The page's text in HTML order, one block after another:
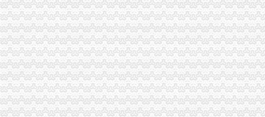
自贸试验区进出口货物收发货人报关注册登记-信息服务-番禺社区网
海关报关单位注册登记证书
深圳海关网上服务大厅>办事指南>企业管理
宁德海关：简化企业注册登记手续_宁德新闻_福建之窗
海关报关注册登记证书
【青关动态】海关报关企业注册登记提速的“密”-搜狐
宁波海关对报关注册登记证书换证期限的规定-customhy的日志-网易
海关报关登记证书
申请海关报关单位注册登记证书,海关报关注册信息年度报告范本,